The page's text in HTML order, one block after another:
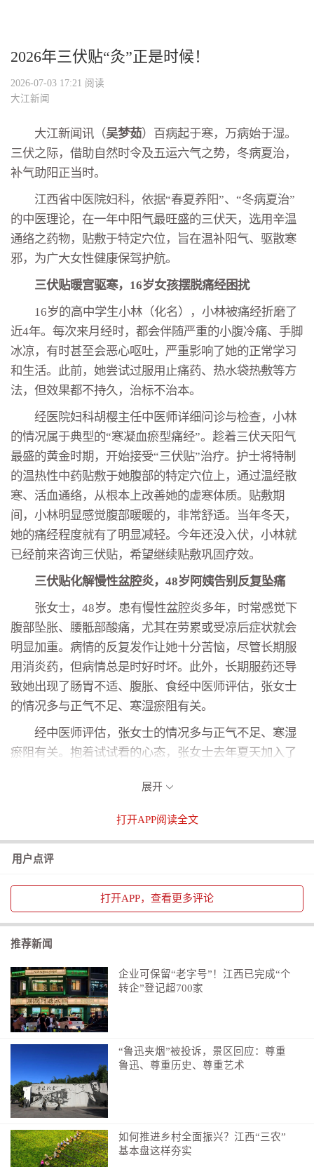
2026年三伏贴“灸”正是时候！
2026-07-03 17:21 阅读
大江新闻
大江新闻讯（吴梦茹）百病起于寒，万病始于湿。
三伏之际，借助自然时令及五运六气之势，冬病夏治，
补气助阳正当时。
江西省中医院妇科，依据“春夏养阳”、“冬病夏治”
的中医理论，在一年中阳气最旺盛的三伏天，选用辛温
通络之药物，贴敷于特定穴位，旨在温补阳气、驱散寒
邪，为广大女性健康保驾护航。
三伏贴暖宫驱寒，16岁女孩摆脱痛经困扰
16岁的高中学生小林（化名），小林被痛经折磨了
近4年。每次来月经时，都会伴随严重的小腹冷痛、手脚
冰凉，有时甚至会恶心呕吐，严重影响了她的正常学习
和生活。此前，她尝试过服用止痛药、热水袋热敷等方
法，但效果都不持久，治标不治本。
经医院妇科胡樱主任中医师详细问诊与检查，小林
的情况属于典型的“寒凝血瘀型痛经”。趁着三伏天阳气
最盛的黄金时期，开始接受“三伏贴”治疗。护士将特制
的温热性中药贴敷于她腹部的特定穴位上，通过温经散
寒、活血通络，从根本上改善她的虚寒体质。贴敷期
间，小林明显感觉腹部暖暖的，非常舒适。当年冬天，
她的痛经程度就有了明显减轻。今年还没入伏，小林就
已经前来咨询三伏贴，希望继续贴敷巩固疗效。
三伏贴化解慢性盆腔炎，48岁阿姨告别反复坠痛
张女士，48岁。患有慢性盆腔炎多年，时常感觉下
腹部坠胀、腰骶部酸痛，尤其在劳累或受凉后症状就会
明显加重。病情的反复发作让她十分苦恼，尽管长期服
用消炎药，但病情总是时好时坏。此外，长期服药还导
致她出现了肠胃不适、腹胀、食经中医师评估，张女士
的情况多与正气不足、寒湿瘀阻有关。
经中医师评估，张女士的情况多与正气不足、寒湿
瘀阻有关。抱着试试看的心态，张女士去年夏天加入了
张女士惊喜地发现盆腔炎复发的次数明显减少，疼痛程
度也轻了很多，整体体质较之前有了显著增强。今年入
胀感已基本消失，生活质量大大提高。
1.妇科寒症：因阳虚寒湿凝滞导致的痛经、月经不
调、带下量多、慢性盆腔炎、围绝经期综合征（更年
期）等；
2.良性结节：素体虚寒，易患良性结节病患者，如
乳腺增生、卵巢囊肿、子宫肌瘤等人群；
3.各类痛症：经期、产后、围绝经期、绝经后出现
的头痛、身痛、腰痛、腹痛等各种痛症；
4.虚寒体质：冬季怕冷、手足冰凉、体虚感冒等气
虚体质、免疫力低下者；
5.生育困扰：宫寒不孕症、复发性流产、反复胚胎
移植失败人群；
6.术后调理：宫腔镜、腹腔镜等妇科手术后，体质
展开
打开APP阅读全文
用户点评
打开APP，查看更多评论
推荐新闻
企业可保留“老字号”！江西已完成“个
转企”登记超700家
“鲁迅夹烟”被投诉，景区回应：尊重
鲁迅、尊重历史、尊重艺术
如何推进乡村全面振兴？江西“三农”
基本盘这样夯实